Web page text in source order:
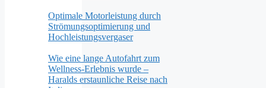
Optimale Motorleistung durch
Strömungsoptimierung und
Hochleistungsvergaser
Wie eine lange Autofahrt zum
Wellness-Erlebnis wurde –
Haralds erstaunliche Reise nach